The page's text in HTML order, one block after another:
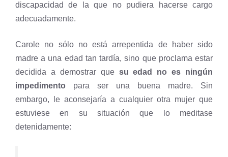
discapacidad de la que no pudiera hacerse cargo
adecuadamente.
Carole no sólo no está arrepentida de haber sido
madre a una edad tan tardía, sino que proclama estar
decidida a demostrar quesu edad no es ningún
impedimento para ser una buena madre. Sin
embargo, le aconsejaría a cualquier otra mujer que
estuviese en su situación que lo meditase
detenidamente: